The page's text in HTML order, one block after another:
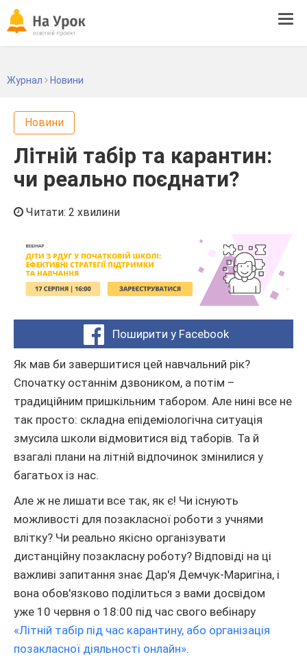
Журнал Новини
Новини
Літній табір та карантин:
чи реально поєднати?
Читати: 2 хвилини
Поширити у Facebook
Як мав би завершитися цей навчальний рік?
Спочатку останнім дзвоником, а потім –
традиційним пришкільним табором. Але нині все не
так просто: складна епідеміологічна ситуація
змусила школи відмовитися від таборів. Та й
взагалі плани на літній відпочинок змінилися у
багатьох із нас.
Але ж не лишати все так, як є! Чи існують
можливості для позакласної роботи з учнями
влітку? Чи реально якісно організувати
дистанційну позакласну роботу? Відповіді на ці
важливі запитання знає Дар'я Демчук-Маригіна, і
вона обов'язково поділиться з вами досвідом
уже 10 червня о 18:00 під час свого вебінару
«Літній табір під час карантину, або організація
позакласної діяльності онлайн».